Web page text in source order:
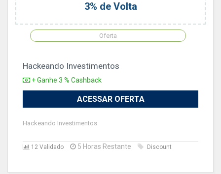
3% de Volta
Oferta
Hackeando Investimentos
+ Ganhe 3 % Cashback
ACESSAR OFERTA
Hackeando Investimentos
12 Validado 5 Horas Restante Discount